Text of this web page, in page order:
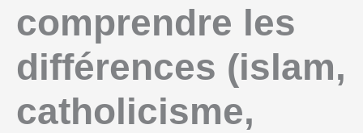
comprendre les
différences (islam,
catholicisme,